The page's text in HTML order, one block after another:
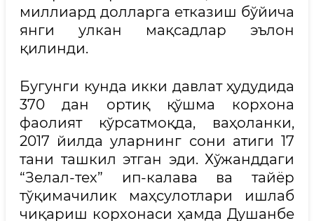
миллиард долларга етказиш бўйича
янги улкан мақсадлар эълон
қилинди.
Бугунги кунда икки давлат ҳудудида
370 дан ортиқ қўшма корхона
фаолият кўрсатмоқда, ваҳоланки,
2017 йилда уларнинг сони атиги 17
тани ташкил этган эди. Хўжанддаги
“Зелал-тех” ип-калава ва тайёр
тўқимачилик маҳсулотлари ишлаб
чиқариш корхонаси ҳамда Душанбе